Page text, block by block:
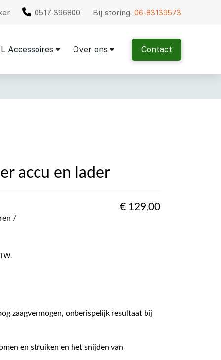
0517-396800 Bij storing:06-83139573
Accessoires Over ons Contact
accu en lader
/
€ 129,00
zaagvermogen, onberispelijk resultaat bij
en struiken en het snijden van